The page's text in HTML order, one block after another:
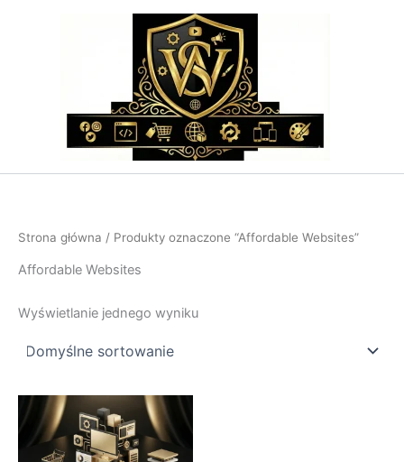
Strona główna / Produkty oznaczone “Affordable Websites”
Affordable Websites
Wyświetlanie jednego wyniku